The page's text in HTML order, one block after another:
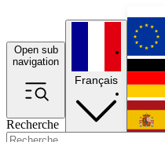
Open sub
navigation
Recherche
Français